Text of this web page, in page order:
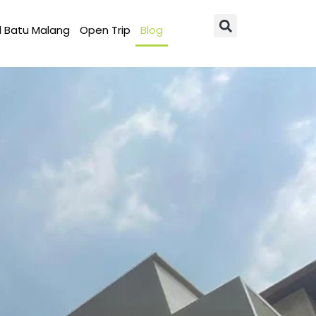
Batu Malang Open Trip Blog